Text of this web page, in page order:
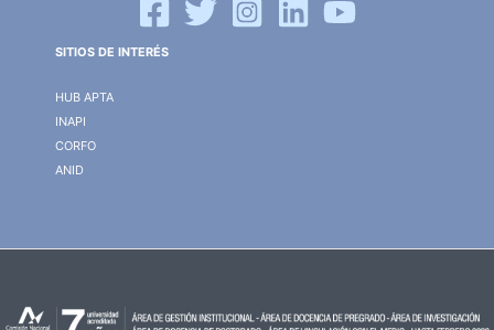
SITIOS DE INTERÉS
HUB APTA
INAPI
CORFO
ANID